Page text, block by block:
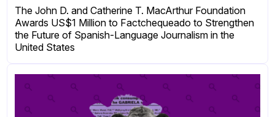
The John D. and Catherine T. MacArthur Foundation
Awards US$1 Million to Factchequeado to Strengthen
the Future of Spanish-Language Journalism in the
United States